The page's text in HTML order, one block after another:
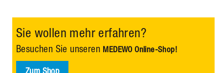
Sie wollen mehr erfahren?
Besuchen Sie unseren MEDEWO Online-Shop!
Zum Shop